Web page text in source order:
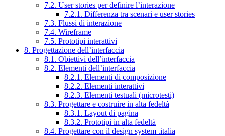
7.2. User stories per definire l’interazione
7.2.1. Differenza tra scenari e user stories
7.3. Flussi di interazione
7.4. Wireframe
7.5. Prototipi interattivi
8. Progettazione dell’interfaccia
8.1. Obiettivi dell’interfaccia
8.2. Elementi dell’interfaccia
8.2.1. Elementi di composizione
8.2.2. Elementi interattivi
8.2.3. Elementi testuali (microtesti)
8.3. Progettare e costruire in alta fedeltà
8.3.1. Layout di pagina
8.3.2. Prototipi in alta fedeltà
8.4. Progettare con il design system .italia